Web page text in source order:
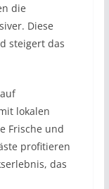
die
Diese
steigert das
lokalen
Frische und
profitieren
das